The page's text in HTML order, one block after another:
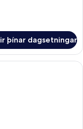
þínar dagsetningar
| Dúnsængur,